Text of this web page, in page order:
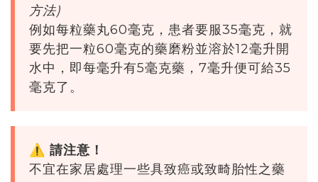
方法)
例如每粒藥丸60毫克，患者要服35毫克，就
要先把一粒60毫克的藥磨粉並溶於12毫升開
水中，即每毫升有5毫克藥，7毫升便可給35
毫克了。
⚠️ 請注意！
不宜在家居處理一些具致癌或致畸胎性之藥